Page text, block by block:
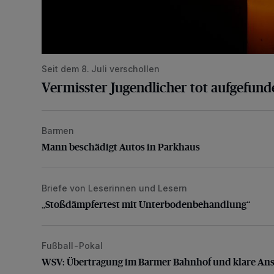
Seit dem 8. Juli verschollen
Vermisster Jugendlicher tot
Mann beschädigt Autos in Parkhaus
Barmen
Mann beschädigt Autos in Parkhaus
„Stoßdämpfertest mit Unterbodenbehandlung“
Briefe von Leserinnen und Lesern
„Stoßdämpfertest mit Unterbodenbehandlung“
WSV: Übertragung im Barmer Bahnhof und klare
Fußball-Pokal
WSV: Übertragung im Barmer Bahnhof und klare